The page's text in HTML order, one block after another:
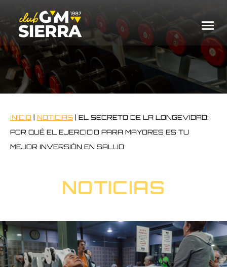
INICIO NOTICIAS
EL SECRETO DE LA LONGEVIDAD:
POR QUÉ EL EJERCICIO PARA MAYORES ES TU
MEJOR INVERSIÓN EN SALUD
NOTICIAS